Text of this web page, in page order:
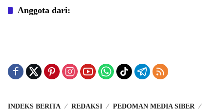
Anggota dari:
INDEKS BERITA REDAKSI PEDOMAN MEDIA SIBER